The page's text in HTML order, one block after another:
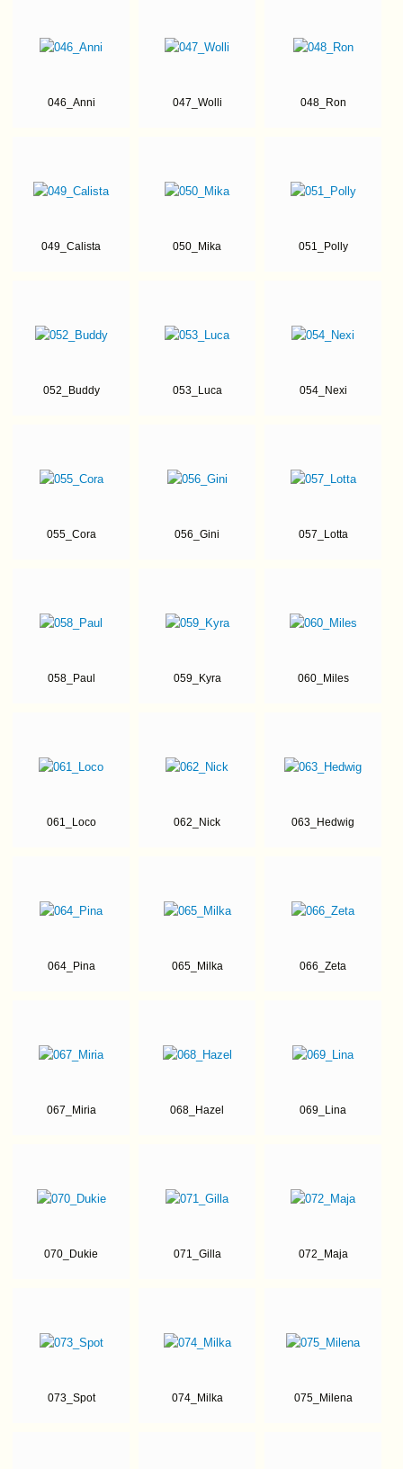
046_Anni 047_Wolli 048_Ron
049_Calista 050_Mika 051_Polly
052_Buddy 053_Luca 054_Nexi
055_Cora 056_Gini 057_Lotta
058_Paul 059_Kyra 060_Miles
061_Loco 062_Nick 063_Hedwig
064_Pina 065_Milka 066_Zeta
067_Miria 068_Hazel 069_Lina
070_Dukie 071_Gilla 072_Maja
073_Spot 074_Milka 075_Milena